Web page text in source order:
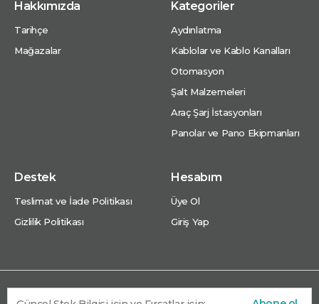
Hakkımızda
Tarihçe
Mağazalar
Kategoriler
Aydınlatma
Kablolar ve Kablo Kanalları
Otomasyon
Şalt Malzemeleri
Araç Şarj İstasyonları
Panolar ve Pano Ekipmanları
Destek
Teslimat ve İade Politikası
Gizlilik Politikası
Hesabım
Üye Ol
Giriş Yap